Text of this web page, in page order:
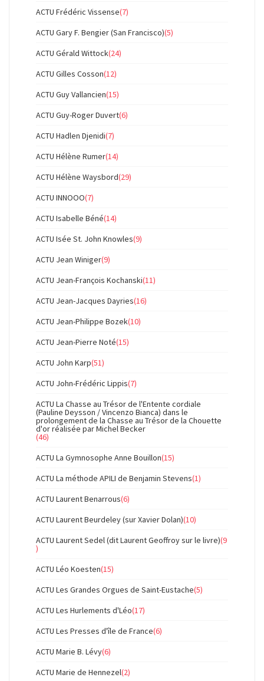
ACTU Frédéric Vissense(7)
ACTU Gary F. Bengier (San Francisco)(5)
ACTU Gérald Wittock(24)
ACTU Gilles Cosson(12)
ACTU Guy Vallancien(15)
ACTU Guy-Roger Duvert(6)
ACTU Hadlen Djenidi(7)
ACTU Hélène Rumer(14)
ACTU Hélène Waysbord(29)
ACTU INNOOO(7)
ACTU Isabelle Béné(14)
ACTU Isée St. John Knowles(9)
ACTU Jean Winiger(9)
ACTU Jean-François Kochanski(11)
ACTU Jean-Jacques Dayries(16)
ACTU Jean-Philippe Bozek(10)
ACTU Jean-Pierre Noté(15)
ACTU John Karp(51)
ACTU John-Frédéric Lippis(7)
ACTU La Chasse au Trésor de l'Entente cordiale
(Pauline Deysson / Vincenzo Bianca) dans le
prolongement de la Chasse au Trésor de la Chouette
d'or réalisée par Michel Becker
(46)
ACTU La Gymnosophe Anne Bouillon(15)
ACTU La méthode APILI de Benjamin Stevens(1)
ACTU Laurent Benarrous(6)
ACTU Laurent Beurdeley (sur Xavier Dolan)(10)
ACTU Laurent Sedel (dit Laurent Geoffroy sur le livre)(9
)
ACTU Léo Koesten(15)
ACTU Les Grandes Orgues de Saint-Eustache(5)
ACTU Les Hurlements d'Léo(17)
ACTU Les Presses d'île de France(6)
ACTU Marie B. Lévy(6)
ACTU Marie de Hennezel(2)